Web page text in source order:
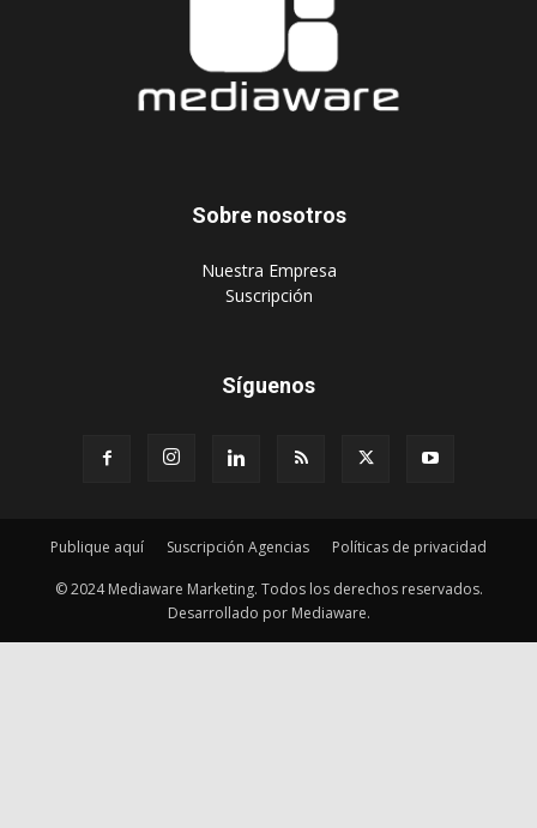
Sobre nosotros
‎Nuestra Empresa
‎Suscripción
Síguenos
Publique aquí Suscripción Agencias Políticas de privacidad
© 2024 Mediaware Marketing. Todos los derechos reservados.
Desarrollado por Mediaware.